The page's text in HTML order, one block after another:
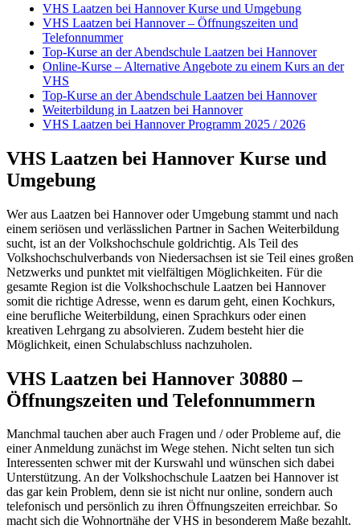
VHS Laatzen bei Hannover Kurse und Umgebung
VHS Laatzen bei Hannover – Öffnungszeiten und
Telefonnummer
Top-Kurse an der Abendschule Laatzen bei Hannover
Online-Kurse – Alternative Angebote zu einem Kurs an der
VHS
Top-Kurse an der Abendschule Laatzen bei Hannover
Weiterbildung in Laatzen bei Hannover
VHS Laatzen bei Hannover Programm 2025 / 2026
VHS Laatzen bei Hannover Kurse und
Umgebung
Wer aus Laatzen bei Hannover oder Umgebung stammt und nach
einem seriösen und verlässlichen Partner in Sachen Weiterbildung
sucht, ist an der Volkshochschule goldrichtig. Als Teil des
Volkshochschulverbands von Niedersachsen ist sie Teil eines großen
Netzwerks und punktet mit vielfältigen Möglichkeiten. Für die
gesamte Region ist die Volkshochschule Laatzen bei Hannover
somit die richtige Adresse, wenn es darum geht, einen Kochkurs,
eine berufliche Weiterbildung, einen Sprachkurs oder einen
kreativen Lehrgang zu absolvieren. Zudem besteht hier die
Möglichkeit, einen Schulabschluss nachzuholen.
VHS Laatzen bei Hannover 30880 –
Öffnungszeiten und Telefonnummern
Manchmal tauchen aber auch Fragen und / oder Probleme auf, die
einer Anmeldung zunächst im Wege stehen. Nicht selten tun sich
Interessenten schwer mit der Kurswahl und wünschen sich dabei
Unterstützung. An der Volkshochschule Laatzen bei Hannover ist
das gar kein Problem, denn sie ist nicht nur online, sondern auch
telefonisch und persönlich zu ihren Öffnungszeiten erreichbar. So
macht sich die Wohnortnähe der VHS in besonderem Maße bezahlt.